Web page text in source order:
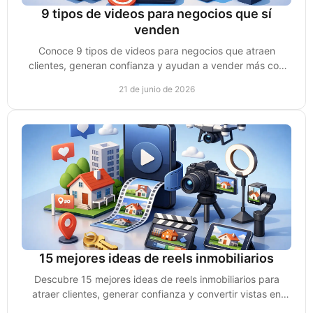
9 tipos de videos para negocios que sí
venden
Conoce 9 tipos de videos para negocios que atraen
clientes, generan confianza y ayudan a vender más con
21 de junio de 2026
15 mejores ideas de reels inmobiliarios
Descubre 15 mejores ideas de reels inmobiliarios para
atraer clientes, generar confianza y convertir vistas en